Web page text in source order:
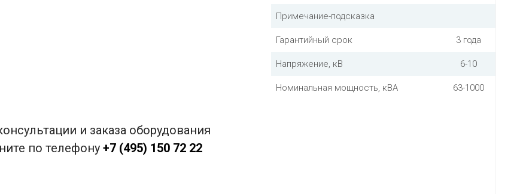
и заказа оборудования
по телефону+7 (495) 150 72 22
Примечание-подсказка
Гарантийный срок 3 года
Напряжение, кВ 6-10
Номинальная мощность, кВА 63-1000